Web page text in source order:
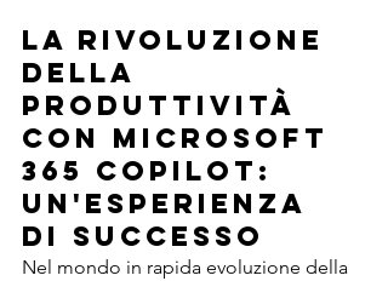
La Rivoluzione
della
Produttività
con Microsoft
365 Copilot:
Un'Esperienza
di Successo
Nel mondo in rapida evoluzione della